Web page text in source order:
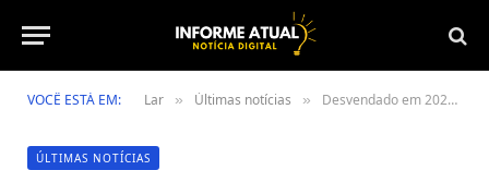
VOCÊ ESTÁ EM: Lar » Últimas notícias » Desvendado em 2026: Cientistas Quebram o Código Universal dos Sonhos
ÚLTIMAS NOTÍCIAS